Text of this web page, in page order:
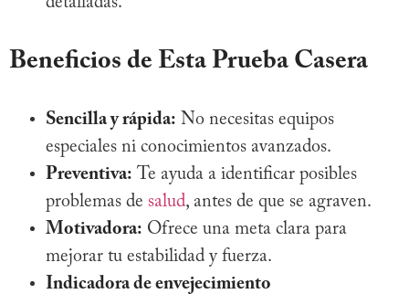
Beneficios de Esta Prueba Casera
Sencilla y rápida: No necesitas equipos
especiales ni conocimientos avanzados.
Preventiva: Te ayuda a identificar posibles
problemas de salud, antes de que se agraven.
Motivadora: Ofrece una meta clara para
mejorar tu estabilidad y fuerza.
Indicadora de envejecimiento